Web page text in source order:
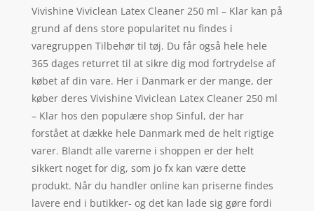
Vivishine Viviclean Latex Cleaner 250 ml – Klar kan på
grund af dens store popularitet nu findes i
varegruppen Tilbehør til tøj. Du får også hele hele
365 dages returret til at sikre dig mod fortrydelse af
købet af din vare. Her i Danmark er der mange, der
køber deres Vivishine Viviclean Latex Cleaner 250 ml
– Klar hos den populære shop Sinful, der har
forstået at dække hele Danmark med de helt rigtige
varer. Blandt alle varerne i shoppen er der helt
sikkert noget for dig, som jo fx kan være dette
produkt. Når du handler online kan priserne findes
lavere end i butikker- og det kan lade sig gøre fordi